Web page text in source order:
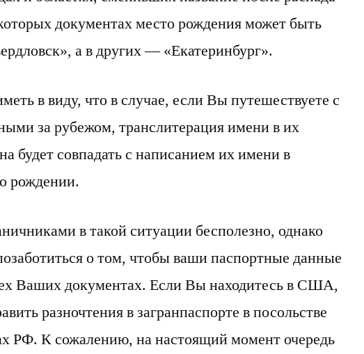
документах место рождения может быть
а в других — «Екатеринбург».
в виду, что в случае, если Вы путешествуете с
за рубежом, транслитерация имени в их
будет совпадать с написанием их имени в
рождении.
в такой ситуации бесполезно, однако
о том, чтобы ваши паспортные данные
Ваших документах. Если Вы находитесь в США,
разночтения в загранпаспорте в посольстве
РФ. К сожалению, на настоящий момент очередь